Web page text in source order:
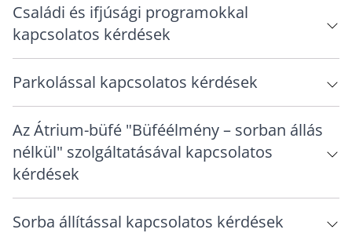
Családi és ifjúsági programokkal
kapcsolatos kérdések
Parkolással kapcsolatos kérdések
Az Átrium-büfé "Büféélmény – sorban állás
nélkül" szolgáltatásával kapcsolatos
kérdések
Sorba állítással kapcsolatos kérdések